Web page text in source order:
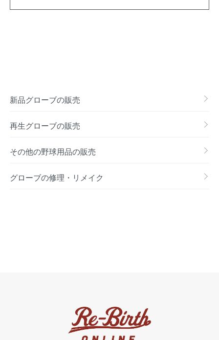
新品グローブの販売
再生グローブの販売
その他の野球用品の販売
グローブの修理・リメイク